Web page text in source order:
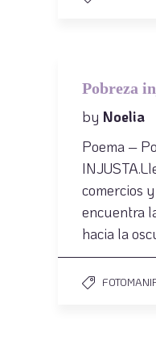
Pobreza
by Noelia
Poema –
comercios
encuentra
hacia la